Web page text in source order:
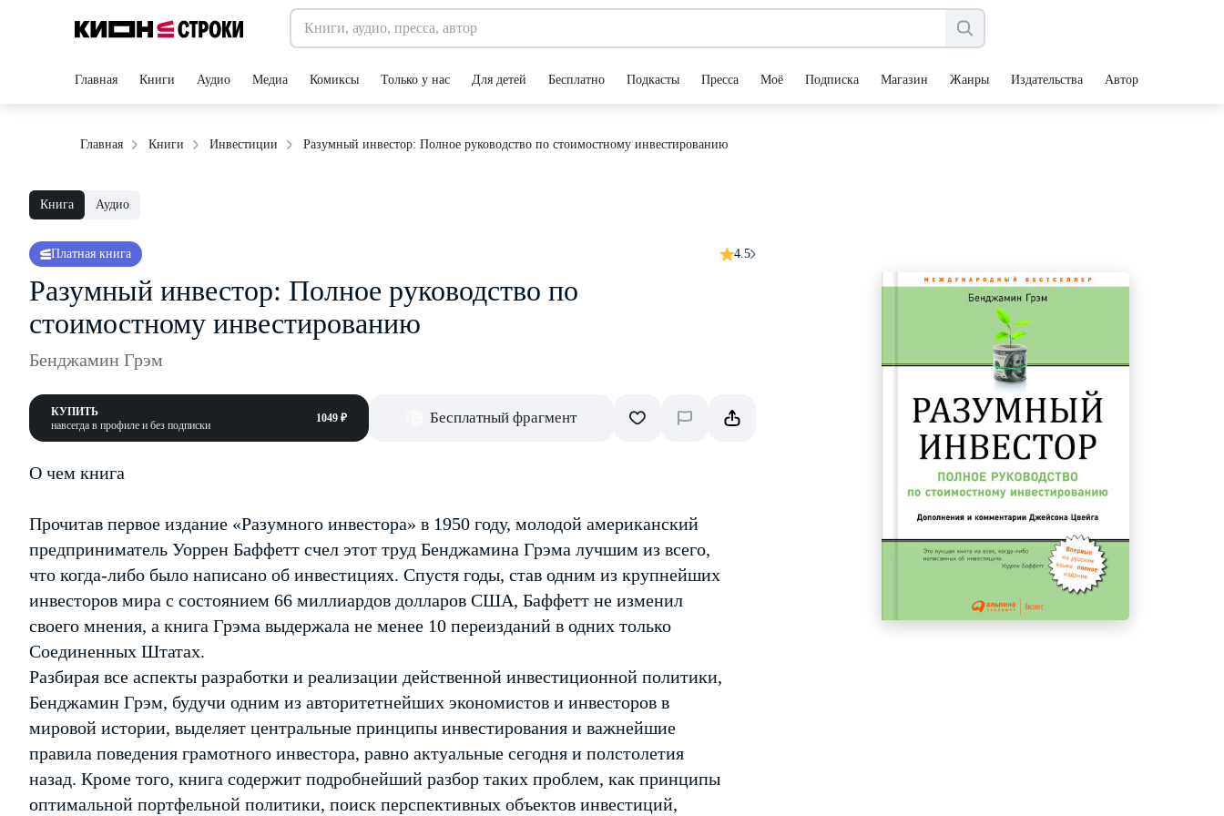
Главная Книги Аудио Медиа Комиксы Только у нас Для детей Бесплатно Подкасты Пресса Моё Подписка Магазин Жанры Издательства Авторы
Главная Книги Инвестиции Разумный инвестор: Полное руководство по стоимостному инвестированию
Книга Аудио
Платная книга 4.5
Разумный инвестор: Полное руководство по
стоимостному инвестированию
Бенджамин Грэм
КУПИТЬ
навсегда в профиле и без подписки
1049 ₽ Бесплатный фрагмент
О чем книга
Прочитав первое издание «Разумного инвестора» в 1950 году, молодой американский
предприниматель Уоррен Баффетт счел этот труд Бенджамина Грэма лучшим из всего,
что когда-либо было написано об инвестициях. Спустя годы, став одним из крупнейших
инвесторов мира с состоянием 66 миллиардов долларов США, Баффетт не изменил
своего мнения, а книга Грэма выдержала не менее 10 переизданий в одних только
Соединенных Штатах.
Разбирая все аспекты разработки и реализации действенной инвестиционной политики,
Бенджамин Грэм, будучи одним из авторитетнейших экономистов и инвесторов в
мировой истории, выделяет центральные принципы инвестирования и важнейшие
правила поведения грамотного инвестора, равно актуальные сегодня и полстолетия
назад. Кроме того, книга содержит подробнейший разбор таких проблем, как принципы
оптимальной портфельной политики, поиск перспективных объектов инвестиций,